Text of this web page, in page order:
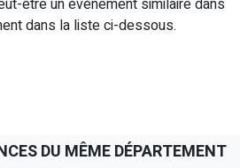
dans la liste ci-dessous.
DU MÊME DÉPARTEMENT